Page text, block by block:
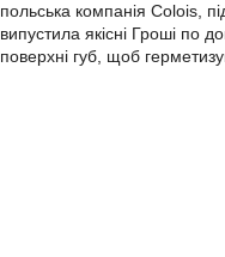
польська компанія Colois,
випустила якісні Гроші по
поверхні губ, щоб